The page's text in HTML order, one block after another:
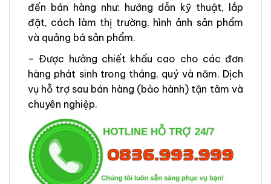
đến bán hàng như: hướng dẫn kỹ thuật, lắp
đặt, cách làm thị trường, hình ảnh sản phẩm
và quảng bá sản phẩm.
– Được hưởng chiết khấu cao cho các đơn
hàng phát sinh trong tháng, quý và năm. Dịch
vụ hỗ trợ sau bán hàng (bảo hành) tận tâm và
chuyên nghiệp.